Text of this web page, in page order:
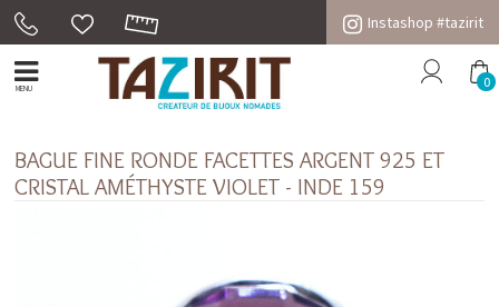
Instashop #tazirit
MENU 0
BAGUE FINE RONDE FACETTES ARGENT 925 ET
CRISTAL AMÉTHYSTE VIOLET - INDE 159